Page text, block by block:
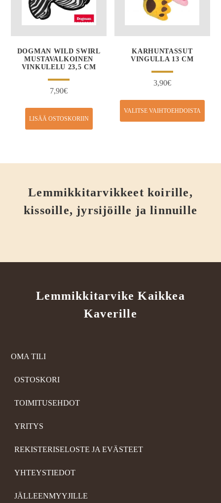
DOGMAN WILD SWIRL
MUSTAVALKOINEN
VINKULELU 23,5 CM
7,90€
LISÄÄ OSTOSKORIIN
KARHUNTASSUT
VINGULLA 13 CM
3,90€
VALITSE VAIHTOEHDOISTA
Lemmikkitarvikkeet koirille,
kissoille, jyrsijöille ja linnuille
Lemmikkitarvike Kaikkea
Kaverille
OMA TILI
OSTOSKORI
TOIMITUSEHDOT
YRITYS
REKISTERISELOSTE JA EVÄSTEET
YHTEYSTIEDOT
JÄLLEENMYYJILLE